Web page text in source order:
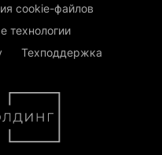
cookie-файлов
технологии
Техподдержка